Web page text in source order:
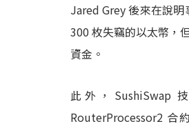
Jared Grey 後來在說
300 枚失竊的以太幣，
資金。
此外，SushiSwap
RouterProcessor2